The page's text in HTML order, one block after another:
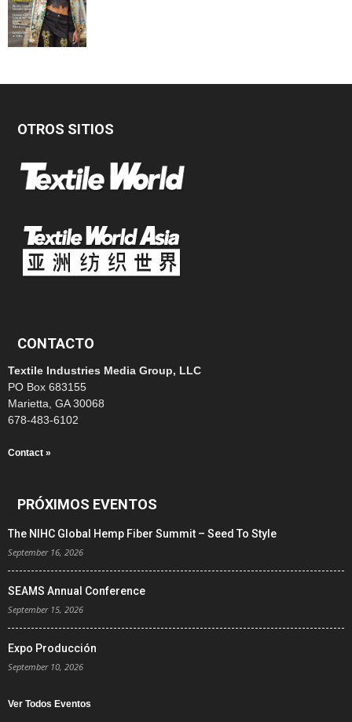
OTROS SITIOS
CONTACTO
Textile Industries Media Group, LLC
PO Box 683155
Marietta, GA 30068
678-483-6102
Contact »
PRÓXIMOS EVENTOS
The NIHC Global Hemp Fiber Summit – Seed To Style
September 16, 2026
SEAMS Annual Conference
September 15, 2026
Expo Producción
September 10, 2026
Ver Todos Eventos